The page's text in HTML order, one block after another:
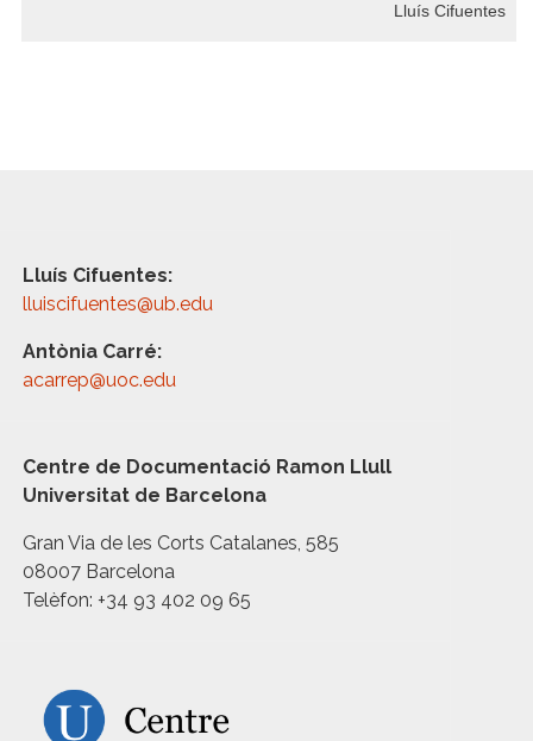
Lluís Cifuentes
Lluís Cifuentes:
lluiscifuentes@ub.edu
Antònia Carré:
acarrep@uoc.edu
Centre de Documentació Ramon Llull
Universitat de Barcelona
Gran Via de les Corts Catalanes, 585
08007 Barcelona
Telèfon: +34 93 402 09 65